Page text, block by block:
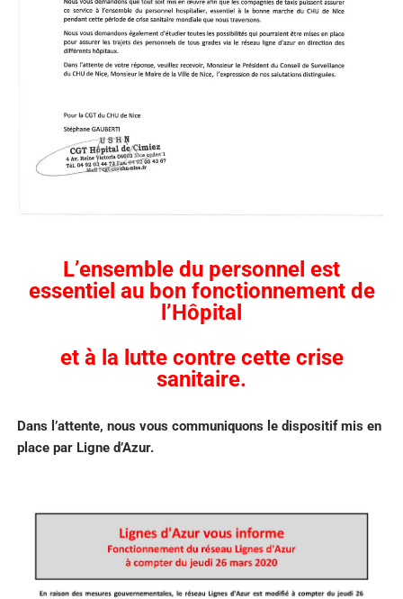
L’ensemble du personnel est
essentiel au bon fonctionnement de
l’Hôpital
et à la lutte contre cette crise
sanitaire.
Dans l’attente, nous vous communiquons le dispositif mis en
place par Ligne d’Azur.